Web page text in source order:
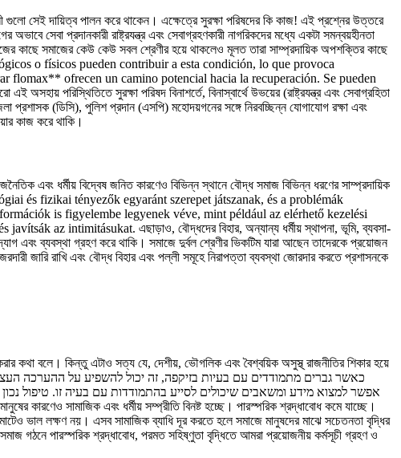
গুলো সেই দায়িত্ব পালন করে থাকেন। এক্ষেত্রে সুরক্ষা পরিষদের কি কাজ! এই প্রশ্নের উত্তরে
সেবা প্রদানকারী রাষ্ট্রযন্ত্র এবং সেবাগ্রহণকারী নাগরিকদের মধ্যে একটা সমন্বয়হীনতা
কাছে সমাজের কেউ কেউ সবল শ্রেণীর হয়ে থাকলেও মূলত তারা সাম্প্রদায়িক অপশক্তির কাছে
o físicos pueden contribuir a esta condición, lo que provoca
flomax** ofrecen un camino potencial hacia la recuperación. Se pueden
সুরক্ষা পরিষদ বিনাশর্তে, বিনাস্বার্থে উভয়ের (রাষ্ট্রযন্ত্র এবং সেবাগ্রহিতা
প্রশাসক (ডিসি), পুলিশ প্রদান (এসপি) মহোদয়গনের সঙ্গে নিরবচ্ছিন্ন যোগাযোগ রক্ষা এবং
কাজ করে থাকি।
এবং ধর্মীয় বিদ্বেষ জনিত কারণেও বিভিন্ন স্থানে বৌদ্ধ সমাজ বিভিন্ন ধরণের সাম্প্রদায়িক
és fizikai tényezők egyaránt szerepet játszanak, és a problémák
is figyelembe legyenek véve, mint például az elérhető kezelési
az intimitásukat. এছাড়াও, বৌদ্ধদের বিহার, অন্যান্য ধর্মীয় স্থাপনা, ভূমি, ব্যবসা-
এবং ব্যবস্থা গ্রহণ করে থাকি। সমাজে দুর্বল শ্রেণীর ভিকটিম যারা আছেন তাদেরকে প্রয়োজন
জারি রাখি এবং বৌদ্ধ বিহার এবং পল্লী সমূহে নিরাপত্তা ব্যবস্থা জোরদার করতে প্রশাসনকে
কথা বলে। কিন্তু এটাও সত্য যে, দেশীয়, ভৌগলিক এবং বৈশ্বয়িক অসুস্থ্ রাজনীতির শিকার হয়ে
ভাল লক্ষণ নয়। এসব সামাজিক ব্যাধি দূর করতে হলে সমাজে মানুষদের মাঝে সচেতনতা বৃদ্ধির
সমাজ গঠনে পারস্পরিক শ্রদ্ধাবোধ, পরমত সহিষ্ণুতা বৃদ্ধিতে আমরা প্রয়োজনীয় কর্মসূচী গ্রহণ ও